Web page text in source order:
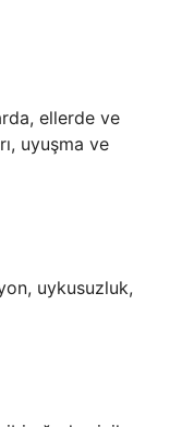
ellerde ve
uyuşma ve
uykusuzluk,